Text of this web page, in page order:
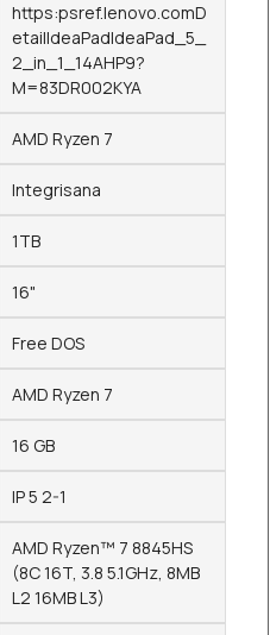
https:psref.lenovo.comD
etailIdeaPadIdeaPad_5_
2_in_1_14AHP9?
M=83DR002KYA
AMD Ryzen 7
Integrisana
1TB
16"
Free DOS
AMD Ryzen 7
16 GB
IP 5 2-1
AMD Ryzen™ 7 8845HS
(8C 16T, 3.8 5.1GHz, 8MB
L2 16MB L3)